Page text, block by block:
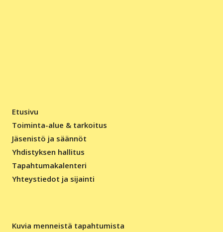
Etusivu
Toiminta-alue & tarkoitus
Jäsenistö ja säännöt
Yhdistyksen hallitus
Tapahtumakalenteri
Yhteystiedot ja sijainti
Kuvia menneistä tapahtumista